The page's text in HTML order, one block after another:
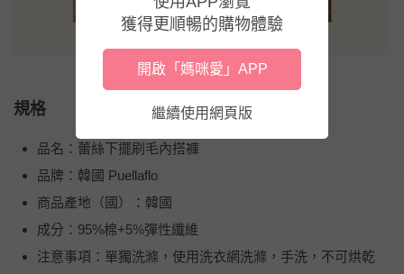
規格
品名：蕾絲下擺刷毛內搭褲
品牌：韓國 Puellaflo
商品產地（國）：韓國
成分：95%棉+5%彈性纖維
注意事項：單獨洗滌，使用洗衣網洗滌，手洗，不可烘乾
獲得更順暢的購物體驗
開啟「媽咪愛」APP
繼續使用網頁版